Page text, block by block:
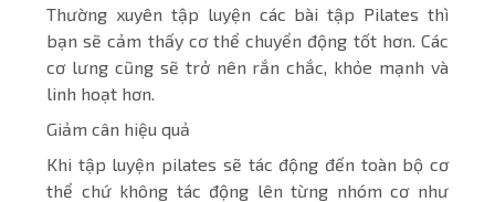
Thường xuyên tập luyện các bài tập Pilates thì
bạn sẽ cảm thấy cơ thể chuyển động tốt hơn. Các
cơ lưng cũng sẽ trở nên rắn chắc, khỏe mạnh và
linh hoạt hơn.
Giảm cân hiệu quả
Khi tập luyện pilates sẽ tác động đến toàn bộ cơ
thể chứ không tác động lên từng nhóm cơ như